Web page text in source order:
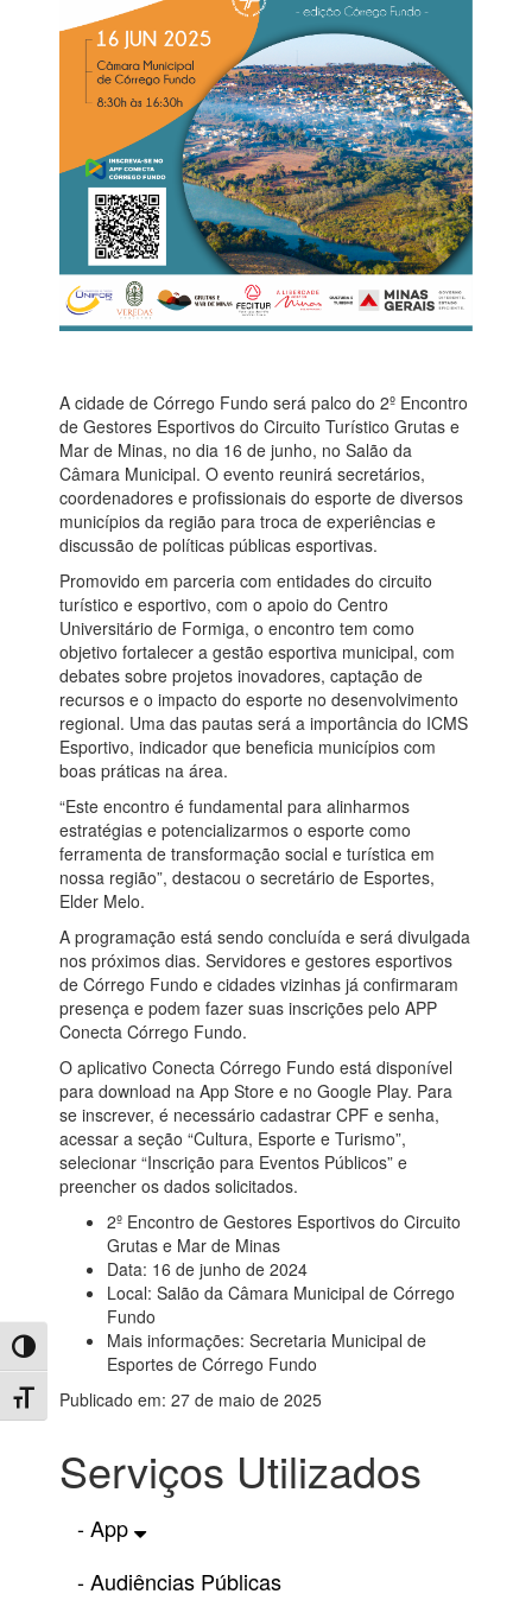
Toggle High Contrast
Toggle Font size
A cidade de Córrego Fundo será palco do 2º Encontro
de Gestores Esportivos do Circuito Turístico Grutas e
Mar de Minas, no dia 16 de junho, no Salão da
Câmara Municipal. O evento reunirá secretários,
coordenadores e profissionais do esporte de diversos
municípios da região para troca de experiências e
discussão de políticas públicas esportivas.
Promovido em parceria com entidades do circuito
turístico e esportivo, com o apoio do Centro
Universitário de Formiga, o encontro tem como
objetivo fortalecer a gestão esportiva municipal, com
debates sobre projetos inovadores, captação de
recursos e o impacto do esporte no desenvolvimento
regional. Uma das pautas será a importância do ICMS
Esportivo, indicador que beneficia municípios com
boas práticas na área.
“Este encontro é fundamental para alinharmos
estratégias e potencializarmos o esporte como
ferramenta de transformação social e turística em
nossa região”, destacou o secretário de Esportes,
Elder Melo.
A programação está sendo concluída e será divulgada
nos próximos dias. Servidores e gestores esportivos
de Córrego Fundo e cidades vizinhas já confirmaram
presença e podem fazer suas inscrições pelo APP
Conecta Córrego Fundo.
O aplicativo Conecta Córrego Fundo está disponível
para download na App Store e no Google Play. Para
se inscrever, é necessário cadastrar CPF e senha,
acessar a seção “Cultura, Esporte e Turismo”,
selecionar “Inscrição para Eventos Públicos” e
preencher os dados solicitados.
2º Encontro de Gestores Esportivos do Circuito
Grutas e Mar de Minas
Data: 16 de junho de 2024
Local: Salão da Câmara Municipal de Córrego
Fundo
Mais informações: Secretaria Municipal de
Esportes de Córrego Fundo
Publicado em: 27 de maio de 2025
Serviços Utilizados
- App
- Audiências Públicas